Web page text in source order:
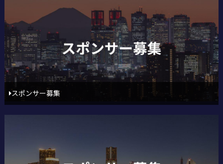
スポンサー募集